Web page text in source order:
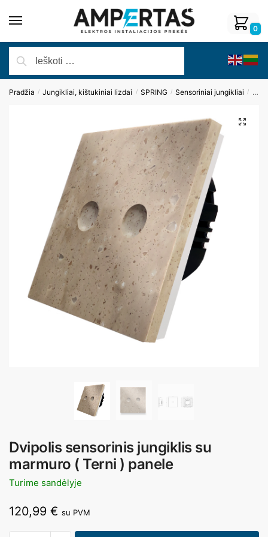
0
Pradžia / Jungikliai, kištukiniai lizdai / SPRING / Sensoriniai jungikliai /
Dvipolis sensorinis jungiklis su
marmuro ( Terni ) panele
Turime sandėlyje
120,99 € su PVM